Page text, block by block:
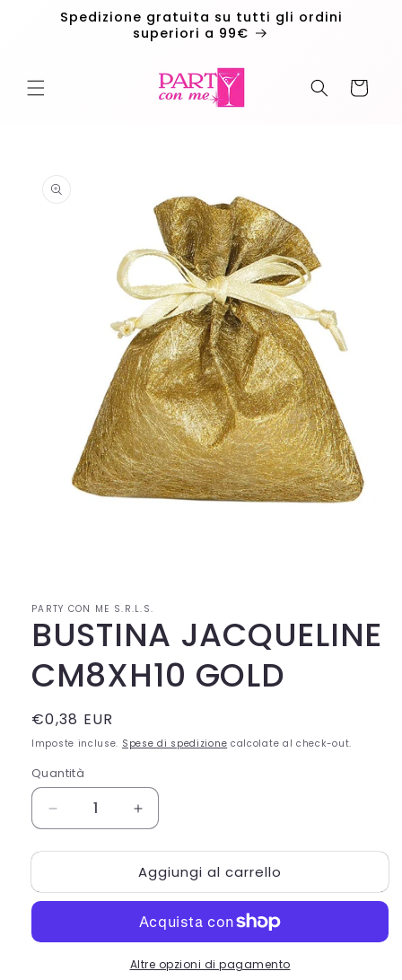
direttamenteSpedizione gratuita su tutti gli ordini
superiori a 99€
Carrello
prodotto
finestra
modale
PARTY CON ME S.R.L.S.
BUSTINA JACQUELINE
CM8XH10 GOLD
Prezzo
di
€0,38 EUR
Imposte incluse. Spese di spedizione calcolate al check-out.
Quantità
Quantità
Diminuisci
quantità
per
JACQUELINE
Aumenta
quantità
per
BUSTINA
JACQUELINE
GOLD
Aggiungi al carrello
Altre opzioni di pagamento